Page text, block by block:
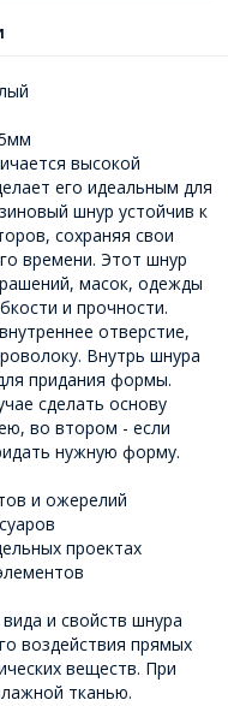
высокой
его идеальным для
шнур устойчив к
сохраняя свои
времени. Этот шнур
масок, одежды
и прочности.
отверстие,
Внутрь шнура
придания формы.
сделать основу
во втором - если
нужную форму.
и ожерелий
проектах
и свойств шнура
воздействия прямых
веществ. При
тканью.